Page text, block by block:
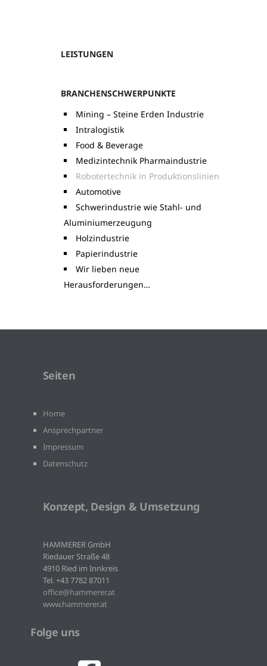
LEISTUNGEN
BRANCHENSCHWERPUNKTE
Mining – Steine Erden Industrie
Intralogistik
Food & Beverage
Medizintechnik Pharmaindustrie
Robotertechnik in Produktionslinien
Automotive
Schwerindustrie wie Stahl- und
Aluminiumerzeugung
Holzindustrie
Papierindustrie
Wir lieben neue
Herausforderungen…
Seiten
Home
Ansprechpartner
Impressum
Datenschutz
Konzept, Design & Umsetzung
HAMMERER GmbH
Riedauer Straße 48
4910 Ried im Innkreis
Tel. +43 7782 87011
office@hammerer.at
www.hammerer.at
Folge uns